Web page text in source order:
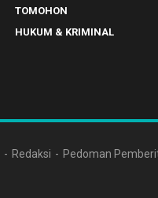
TOMOHON
HUKUM & KRIMINAL
Redaksi Pedoman